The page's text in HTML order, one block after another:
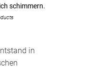
schimmern.
in